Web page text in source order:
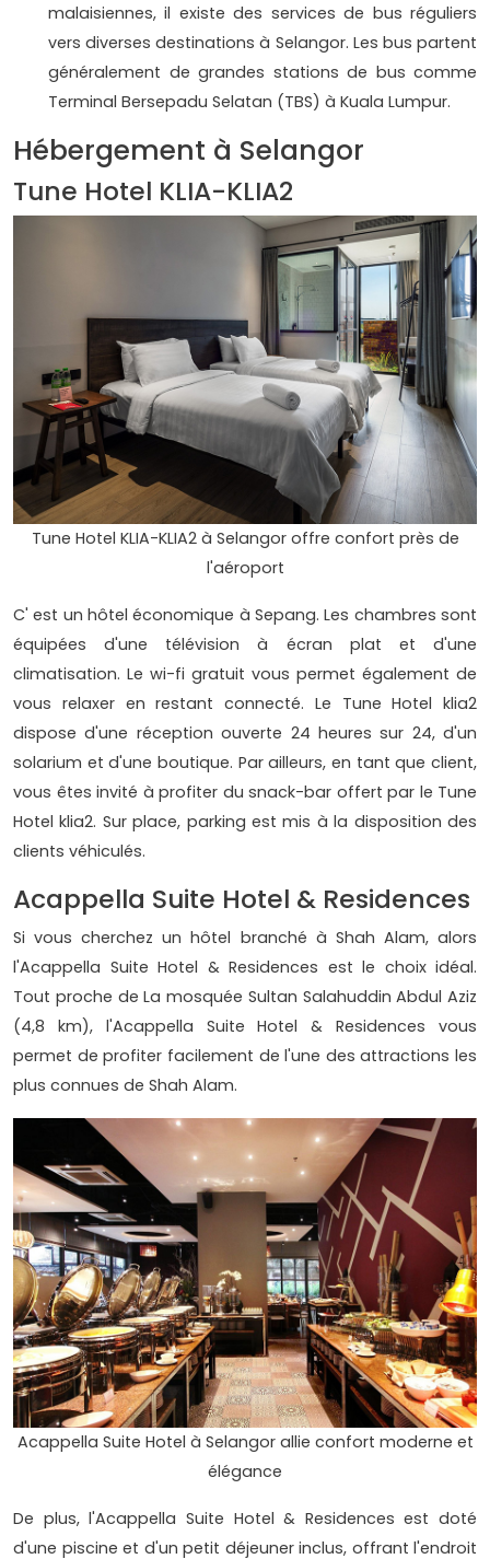
malaisiennes, il existe des services de bus réguliers
vers diverses destinations à Selangor. Les bus partent
généralement de grandes stations de bus comme
Terminal Bersepadu Selatan (TBS) à Kuala Lumpur.
Hébergement à Selangor
Tune Hotel KLIA-KLIA2
Tune Hotel KLIA-KLIA2 à Selangor offre confort près de
l'aéroport
C' est un hôtel économique à Sepang. Les chambres sont
équipées d'une télévision à écran plat et d'une
climatisation. Le wi-fi gratuit vous permet également de
vous relaxer en restant connecté. Le Tune Hotel klia2
dispose d'une réception ouverte 24 heures sur 24, d'un
solarium et d'une boutique. Par ailleurs, en tant que client,
vous êtes invité à profiter du snack-bar offert par le Tune
Hotel klia2. Sur place, parking est mis à la disposition des
clients véhiculés.
Acappella Suite Hotel & Residences
Si vous cherchez un hôtel branché à Shah Alam, alors
l'Acappella Suite Hotel & Residences est le choix idéal.
Tout proche de La mosquée Sultan Salahuddin Abdul Aziz
(4,8 km), l'Acappella Suite Hotel & Residences vous
permet de profiter facilement de l'une des attractions les
plus connues de Shah Alam.
Acappella Suite Hotel à Selangor allie confort moderne et
élégance
De plus, l'Acappella Suite Hotel & Residences est doté
d'une piscine et d'un petit déjeuner inclus, offrant l'endroit